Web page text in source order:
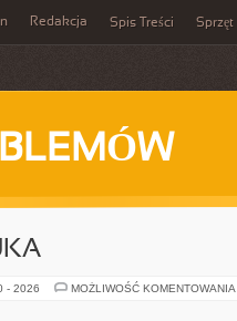
Redakcja Spis Treści Sprzęt
- 2026 MOŻLIWOŚĆ KOMENTOWANIA